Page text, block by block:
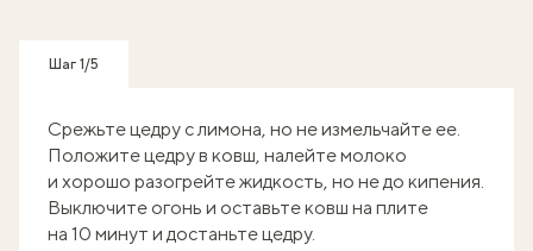
Шаг 1/5
Срежьте цедру с лимона, но не измельчайте ее.
Положите цедру в ковш, налейте молоко
и хорошо разогрейте жидкость, но не до кипения.
Выключите огонь и оставьте ковш на плите
на 10 минут и достаньте цедру.